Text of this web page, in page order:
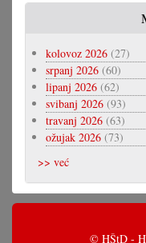
kolovoz 2026 (27)
srpanj 2026 (60)
lipanj 2026 (62)
svibanj 2026 (93)
travanj 2026 (63)
ožujak 2026 (73)
>> već
© HŠtD -